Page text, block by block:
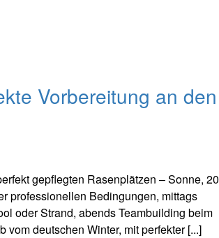
Vorbereitung an den
gepflegten Rasenplätzen – Sonne, 20
professionellen Bedingungen, mittags
oder Strand, abends Teambuilding beim
deutschen Winter, mit perfekter [...]